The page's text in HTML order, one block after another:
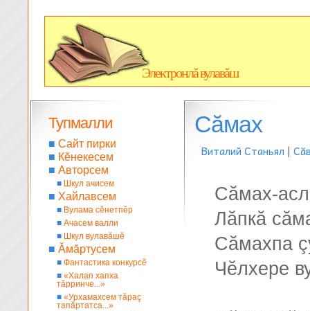
Электронлă вулавăш
Сăмах
Виталий Станьял |
Сăмах-
Лăпкă
Сăмахпа
Чĕлхере
Тупмалли
■ Сайт пирки
■ Кĕнекесем
■ Авторсем
■ Шкул ачисем
■ Хайлавсем
■ Вулама сĕнетпĕр
■ Ачасем валли
■ Шкул вулавăшĕ
■ Ăмăртусем
■ Фантастика конкурсĕ
■ «Халап хапха
тăрринче...»
■ «Урхамахсем тăраç
тапăртатса...»